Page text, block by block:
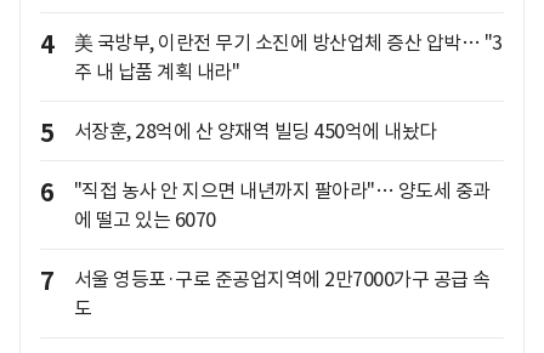
4
美 국방부, 이란전 무기 소진에 방산업체 증산 압박… "3
주 내 납품 계획 내라"
5 서장훈, 28억에 산 양재역 빌딩 450억에 내놨다
6
"직접 농사 안 지으면 내년까지 팔아라"… 양도세 중과
에 떨고 있는 6070
7
서울 영등포·구로 준공업지역에 2만7000가구 공급 속
도